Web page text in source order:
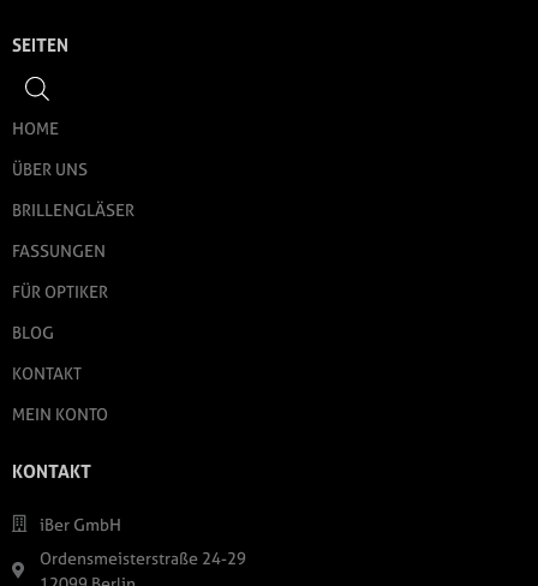
SEITEN
HOME
ÜBER UNS
BRILLENGLÄSER
FASSUNGEN
FÜR OPTIKER
BLOG
KONTAKT
MEIN KONTO
KONTAKT
iBer GmbH
Ordensmeisterstraße 24-29